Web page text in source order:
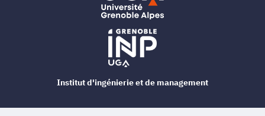
Institut d'ingénierie et de management